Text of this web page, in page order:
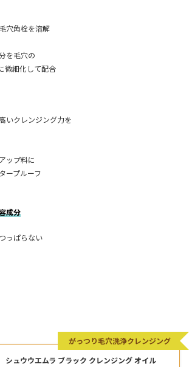
穴角栓を溶解
を毛穴の
微細化して配合
いクレンジング力を
ップ料に
ープルーフ
成分
っぱらない
シュウウエムラ ブラック クレンジング オイル
がっつり毛穴洗浄クレンジング